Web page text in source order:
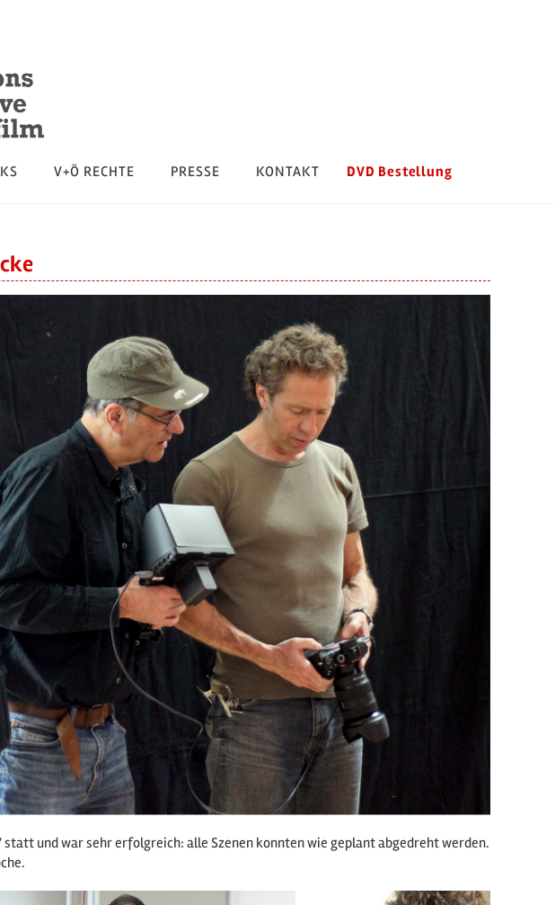
V+Ö RECHTE PRESSE KONTAKT DVD Bestellung
und war sehr erfolgreich: alle Szenen konnten wie geplant abgedreht werden.